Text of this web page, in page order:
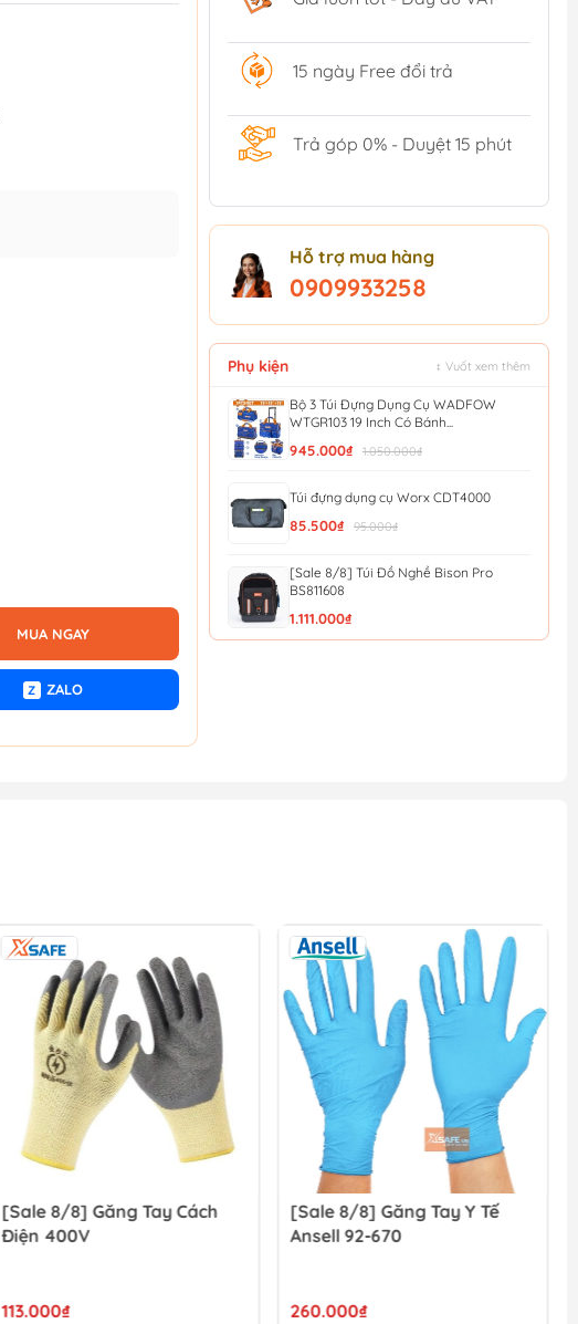
MUA NGAY
Z ZALO
15 ngày Free đổi trả
Trả góp 0% - Duyệt 15 phút
Hỗ trợ mua hàng
0909933258
Phụ kiện ↕ Vuốt xem thêm
Bộ 3 Túi Đựng Dụng Cụ WADFOW
WTGR103 19 Inch Có Bánh...
945.000₫ 1.050.000₫
Túi đựng dụng cụ Worx CDT4000
85.500₫ 95.000₫
[Sale 8/8] Túi Đồ Nghề Bison Pro
BS811608
1.111.000₫
[Sale 8/8] Găng Tay Cách
Điện 400V
113.000₫
[Sale 8/8] Găng Tay Y Tế
Ansell 92-670
260.000₫